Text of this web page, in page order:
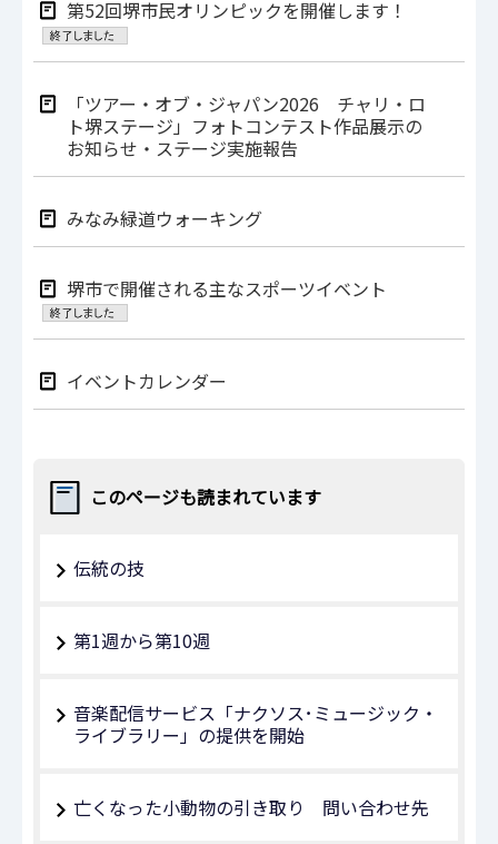
第52回堺市民オリンピックを開催します！
「ツアー・オブ・ジャパン2026 チャリ・ロ
ト堺ステージ」フォトコンテスト作品展示の
お知らせ・ステージ実施報告
みなみ緑道ウォーキング
堺市で開催される主なスポーツイベント
イベントカレンダー
このページも読まれています
伝統の技
第1週から第10週
音楽配信サービス「ナクソス･ミュージック・
ライブラリー」の提供を開始
亡くなった小動物の引き取り 問い合わせ先